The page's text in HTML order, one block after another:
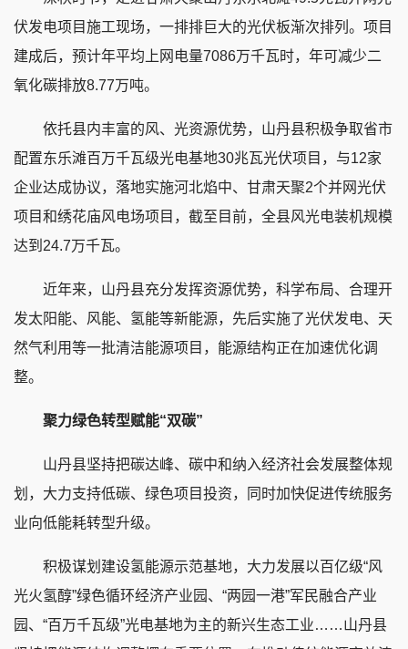
伏发电项目施工现场，一排排巨大的光伏板渐次排列。项目
建成后，预计年平均上网电量7086万千瓦时，年可减少二
氧化碳排放8.77万吨。
依托县内丰富的风、光资源优势，山丹县积极争取省市
配置东乐滩百万千瓦级光电基地30兆瓦光伏项目，与12家
企业达成协议，落地实施河北焰中、甘肃天聚2个并网光伏
项目和绣花庙风电场项目，截至目前，全县风光电装机规模
达到24.7万千瓦。
近年来，山丹县充分发挥资源优势，科学布局、合理开
发太阳能、风能、氢能等新能源，先后实施了光伏发电、天
然气利用等一批清洁能源项目，能源结构正在加速优化调
整。
聚力绿色转型赋能“双碳”
山丹县坚持把碳达峰、碳中和纳入经济社会发展整体规
划，大力支持低碳、绿色项目投资，同时加快促进传统服务
业向低能耗转型升级。
积极谋划建设氢能源示范基地，大力发展以百亿级“风
光火氢醇”绿色循环经济产业园、“两园一港”军民融合产业
园、“百万千瓦级”光电基地为主的新兴生态工业……山丹县